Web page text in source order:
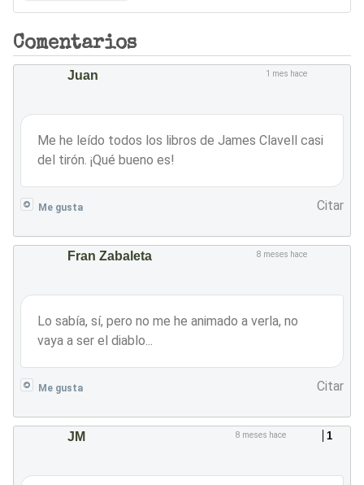
Comentarios
Juan 1 mes hace
Me he leído todos los libros de James Clavell casi
del tirón. ¡Qué bueno es!
Me gusta Citar
Fran Zabaleta 8 meses hace
Lo sabía, sí, pero no me he animado a verla, no
vaya a ser el diablo...
Me gusta Citar
1
JM 8 meses hace